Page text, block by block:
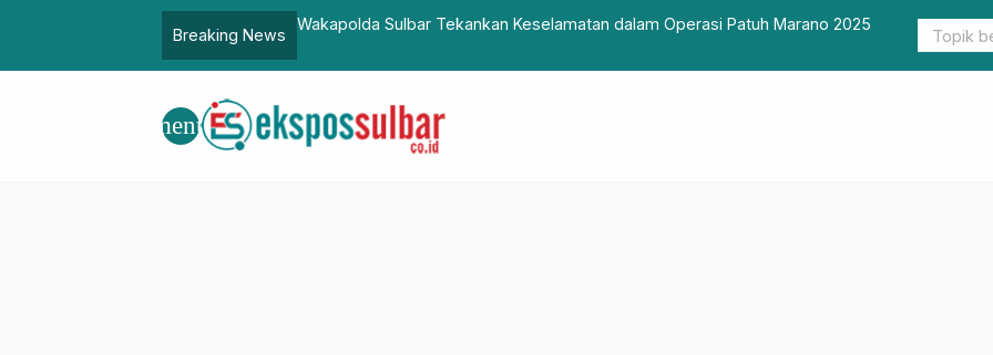
Breaking News
Wakapolda Sulbar Tekankan Keselamatan dalam Operasi Patuh Marano 2025 Jaksa Agung ST Burhanuddin
menu